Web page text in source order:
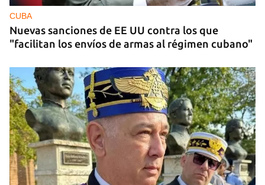
CUBA
Nuevas sanciones de EE UU contra los que
"facilitan los envíos de armas al régimen cubano"